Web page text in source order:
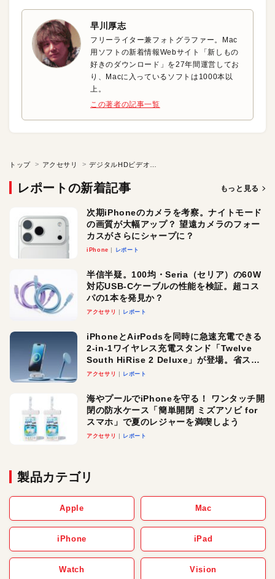
早川厚志
フリーライター兼フォトグラファー。Mac
用ソフトの新着情報Webサイト「新しもの
好きのダウンロード」を27年間運営してお
り、Macに入っているソフトは1000本以
上。
この著者の記事一覧
トップ アクセサリ
レポートの新着記事 もっと見る
次期iPhoneのカメラを考察。ナイトモード
の画質が大幅アップ？ 望遠カメラのフォー
カスがさらにシャープに？
iPhone レポート
半信半疑。100均・Seria（セリア）の60W
対応USB-Cケーブルの性能を検証。超コス
パの1本を発見か？
アクセサリ レポート
iPhoneとAirPodsを同時に急速充電できる
2-in-1ワイヤレス充電スタンド「Twelve
South HiRise 2 Deluxe」が登場。省スペ
ースでおしゃれに充電したい人にオスス
アクセサリ レポート
海やプールでiPhoneを守る！ ワンタッチ開
閉の防水ケース「簡単開閉 ミズアソビ for
スマホ」で夏のレジャーを満喫しよう
アクセサリ レポート
製品カテゴリ
Apple Mac
iPhone iPad
Watch Vision